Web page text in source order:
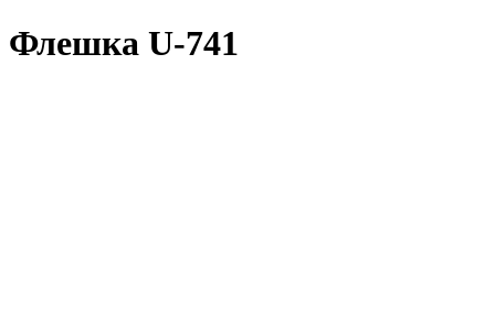
Флешка U-741